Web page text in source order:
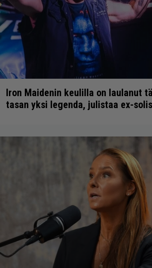
Iron Maidenin keulilla on laulanut
tasan yksi legenda, julistaa ex-